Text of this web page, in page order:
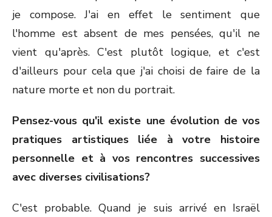
je compose. J'ai en effet le sentiment que
l'homme est absent de mes pensées, qu'il ne
vient qu'après. C'est plutôt logique, et c'est
d'ailleurs pour cela que j'ai choisi de faire de la
nature morte et non du portrait.
Pensez-vous qu'il existe une évolution de vos
pratiques artistiques liée à votre histoire
personnelle et à vos rencontres successives
avec diverses civilisations?
C'est probable. Quand je suis arrivé en Israël